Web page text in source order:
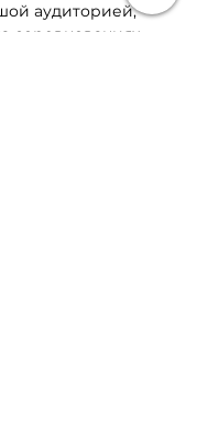
аудиторией,
соревнованиях